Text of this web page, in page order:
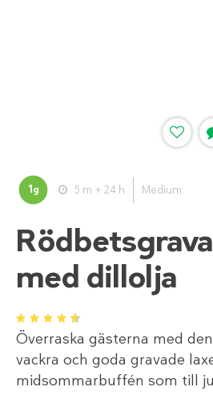
1g 5 m + 24 h Medium
med dillolja
1 2 3 4 5
Överraska gästerna med
vackra och goda gravade
midsommarbuffén som till